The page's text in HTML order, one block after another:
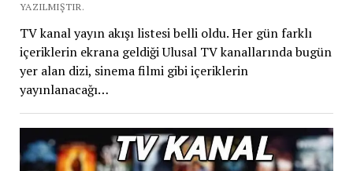
YAZILMIŞTIR.
TV kanal yayın akışı listesi belli oldu. Her gün farklı
içeriklerin ekrana geldiği Ulusal TV kanallarında bugün
yer alan dizi, sinema filmi gibi içeriklerin
yayınlanacağı…